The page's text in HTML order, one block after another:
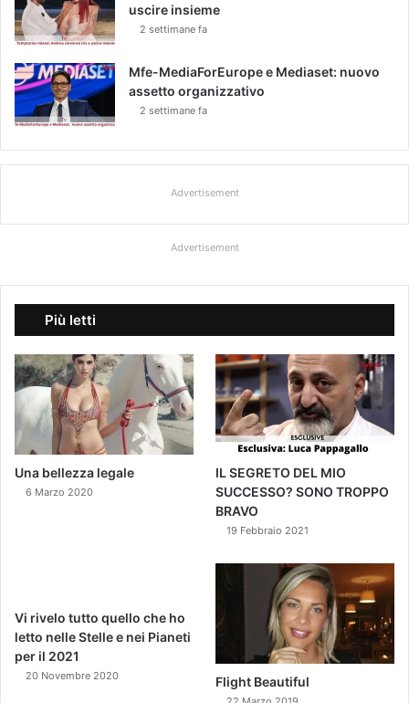
uscire insieme
2 settimane fa
Mfe-MediaForEurope e Mediaset: nuovo
assetto organizzativo
2 settimane fa
Advertisement
Advertisement
Più letti
Una bellezza legale
6 Marzo 2020
IL SEGRETO DEL MIO
SUCCESSO? SONO TROPPO
BRAVO
19 Febbraio 2021
Vi rivelo tutto quello che ho
letto nelle Stelle e nei Pianeti
per il 2021
20 Novembre 2020 Flight Beautiful